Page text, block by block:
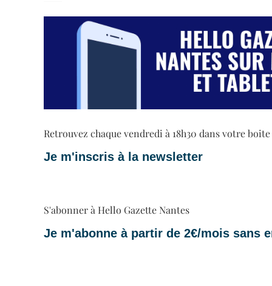
Retrouvez chaque vendredi à 18h30 dans votre
Je m'inscris à la newsletter
S'abonner à Hello Gazette Nantes
Je m'abonne à partir de 2€/mois sans